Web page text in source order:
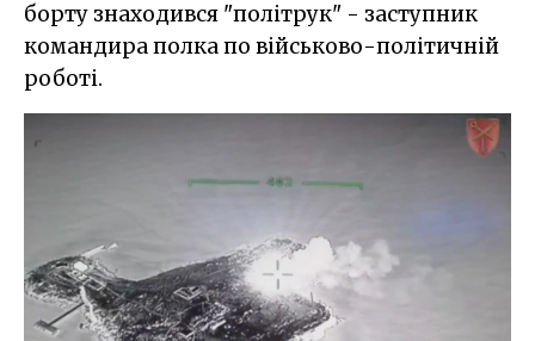
борту знаходивcя "політрук" - заступник
командира полка по військово-політичній
роботі.